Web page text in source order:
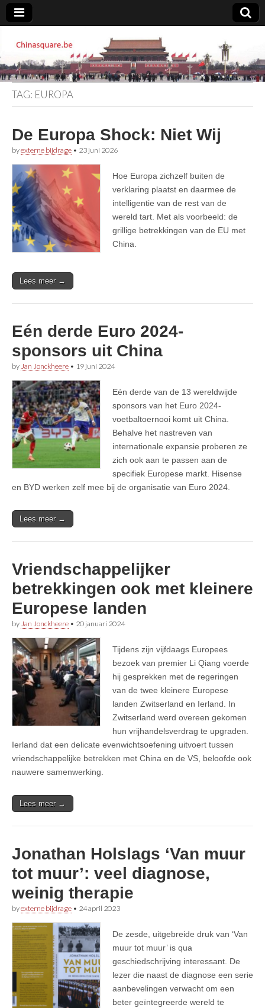
Chinasquare.be
TAG: EUROPA
De Europa Shock: Niet Wij
byexterne bijdrage • 23 juni 2026
Hoe Europa zichzelf buiten de
verklaring plaatst en daarmee de
intelligentie van de rest van de
wereld tart. Met als voorbeeld: de
grillige betrekkingen van de EU met
China.
Lees meer →
Eén derde Euro 2024-
sponsors uit China
by Jan Jonckheere • 19 juni 2024
Eén derde van de 13 wereldwijde
sponsors van het Euro 2024-
voetbaltoernooi komt uit China.
Behalve het nastreven van
internationale expansie proberen ze
zich ook aan te passen aan de
specifiek Europese markt. Hisense
en BYD werken zelf mee bij de organisatie van Euro 2024.
Lees meer →
Vriendschappelijker
betrekkingen ook met kleinere
Europese landen
by Jan Jonckheere • 20 januari 2024
Tijdens zijn vijfdaags Europees
bezoek van premier Li Qiang voerde
hij gesprekken met de regeringen
van de twee kleinere Europese
landen Zwitserland en Ierland. In
Zwitserland werd overeen gekomen
hun vrijhandelsverdrag te upgraden.
Ierland dat een delicate evenwichtsoefening uitvoert tussen
vriendschappelijke betrekken met China en de VS, beloofde ook
nauwere samenwerking.
Lees meer →
Jonathan Holslags ‘Van muur
tot muur’: veel diagnose,
weinig therapie
byexterne bijdrage • 24 april 2023
De zesde, uitgebreide druk van ‘Van
muur tot muur’ is qua
geschiedschrijving interessant. De
lezer die naast de diagnose een serie
aanbevelingen verwacht om een
beter geïntegreerde wereld te